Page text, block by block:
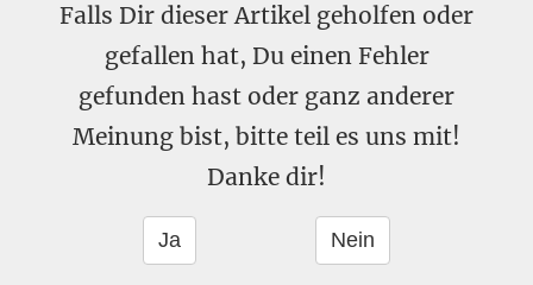
Falls Dir dieser Artikel geholfen oder
gefallen hat, Du einen Fehler
gefunden hast oder ganz anderer
Meinung bist, bitte teil es uns mit!
Danke dir!